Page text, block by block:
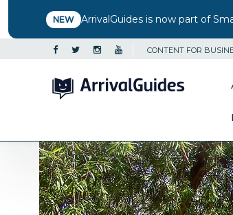
NEW ArrivalGuides is now part of
CONTENT FOR